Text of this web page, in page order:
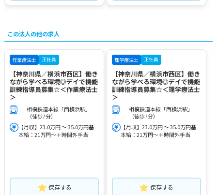
この法人の他の求人
作業療法士 正社員
【神奈川県／横浜市西区】働き
ながら学べる環境◎デイで機能
訓練指導員募集☆＜作業療法士
＞
相模鉄道本線「西横浜駅」
（徒歩7分）
【月収】23.0万円 ～ 35.0万円基
本給：21万円～＋時間外手当
保存する
理学療法士 正社員
【神奈川県／横浜市西区】働き
ながら学べる環境◎デイで機能
訓練指導員募集☆＜理学療法士
＞
相模鉄道本線「西横浜駅」
（徒歩7分）
【月収】23.0万円 ～ 35.0万円基
本給：21万円～＋時間外手当
保存する